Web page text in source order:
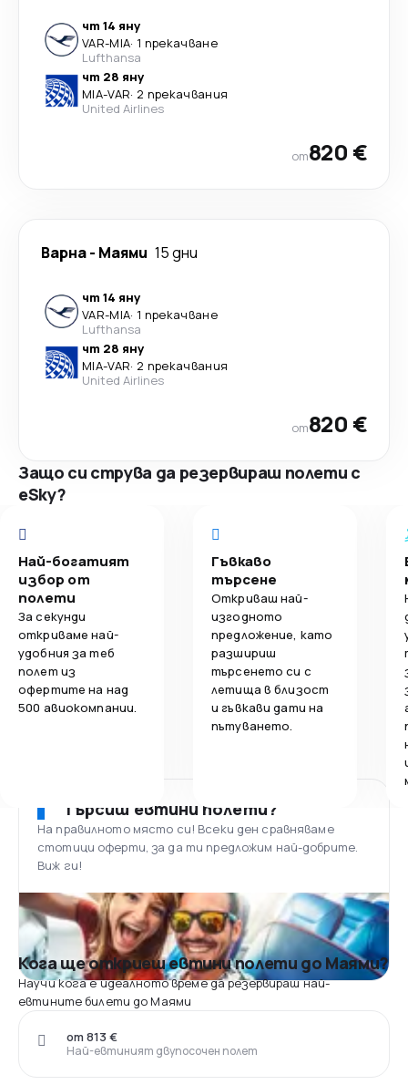
чт 14 яну
VAR-MIA· 1 прекачване
Lufthansa
чт 28 яну
MIA-VAR· 2 прекачвания
United Airlines
от820 €
Варна- Маями 15 дни
чт 14 яну
VAR-MIA· 1 прекачване
Lufthansa
чт 28 яну
MIA-VAR· 2 прекачвания
United Airlines
от820 €
Защо си струва да резервираш полети с
eSky?
Най-богатият
избор от
полети
За секунди
откриваме най-
удобния за теб
полет из
офертите на над
500 авиокомпании.
Гъвкаво
търсене
Откриваш най-
изгодното
предложение, като
разшириш
търсенето си с
летища в близост
и гъвкави дати на
пътуването.
Търсиш евтини полети?
На правилното място си! Всеки ден сравняваме
стотици оферти, за да ти предложим най-добрите.
Виж ги!
Кога ще откриеш евтини полети до Маями?
Научи кога е идеалното време да резервираш най-
евтините билети до Маями
Най-евтиният двупосочен полет
от 813 €